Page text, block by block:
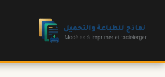
المحتوى